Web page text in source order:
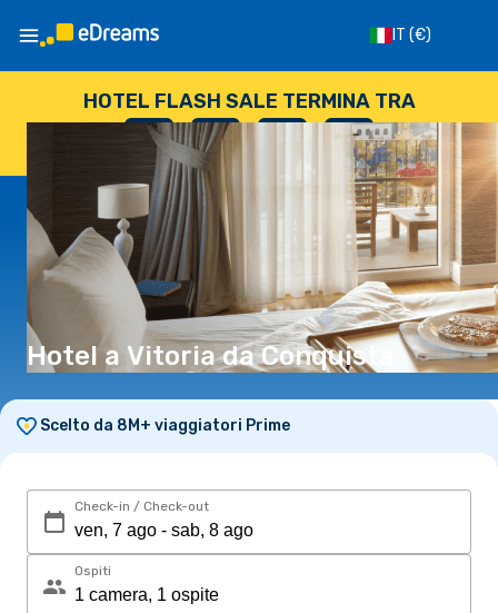
IT (€)
HOTEL FLASH SALE TERMINA TRA
--
GIORNI
: --
ORE
: --
SECONDI
Hotel a Vitoria da Conquista
Scelto da 8M+ viaggiatori Prime
Check-in / Check-out
Ospiti